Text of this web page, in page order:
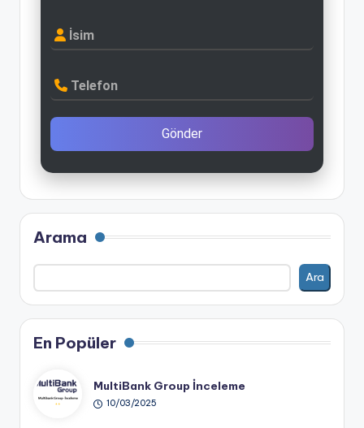
İsim
Telefon
Gönder
Arama
Ara
En Popüler
MultiBank Group İnceleme
10/03/2025